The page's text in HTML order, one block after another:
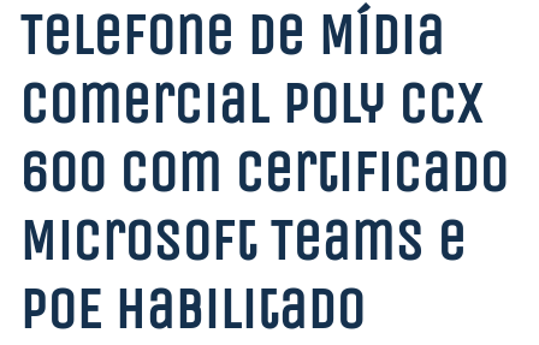
Telefone de Mídia
Comercial Poly CCX
600 Com Certificado
Microsoft Teams e
PoE Habilitado